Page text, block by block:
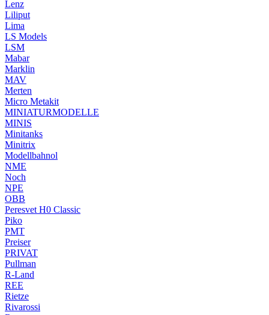
Lenz
Liliput
Lima
LS Models
LSM
Mabar
Marklin
MAV
Merten
Micro Metakit
MINIATURMODELLE
MINIS
Minitanks
Minitrix
Modellbahnol
NME
Noch
NPE
OBB
Peresvet H0 Classic
Piko
PMT
Preiser
PRIVAT
Pullman
R-Land
REE
Rietze
Rivarossi